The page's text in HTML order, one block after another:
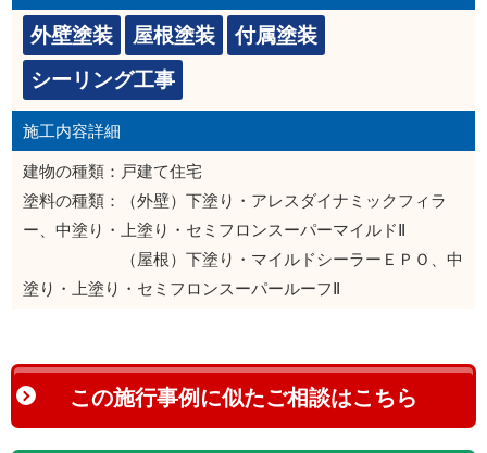
外壁塗装 屋根塗装
付属塗装
シーリング工事
施工内容詳細
建物の種類：戸建て住宅
塗料の種類：（外壁）下塗り・アレスダイナミックフィラ
ー、中塗り・上塗り・セミフロンスーパーマイルドⅡ
（屋根）下塗り・マイルドシーラーＥＰＯ、中
塗り・上塗り・セミフロンスーパールーフⅡ
この施行事例に似たご相談はこちら